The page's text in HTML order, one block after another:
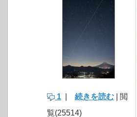
1 続きを読む | 閲
覧(25514)